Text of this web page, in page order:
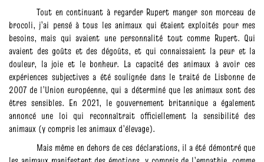
Tout en continuant à regarder Rupert manger son morceau de
brocoli, j’ai pensé à tous les animaux qui étaient exploités pour mes
besoins, mais qui avaient une personnalité tout comme Rupert. Qui
avaient des goûts et des dégoûts, et qui connaissaient la peur et la
douleur, la joie et le bonheur. La capacité des animaux à avoir ces
expériences subjectives a été soulignée dans le traité de Lisbonne de
2007 de l’Union européenne, qui a déterminé que les animaux sont des
êtres sensibles. En 2021, le gouvernement britannique a également
annoncé une loi qui reconnaîtrait officiellement la sensibilité des
animaux (y compris les animaux d’élevage).
Mais même en dehors de ces déclarations, il a été démontré que